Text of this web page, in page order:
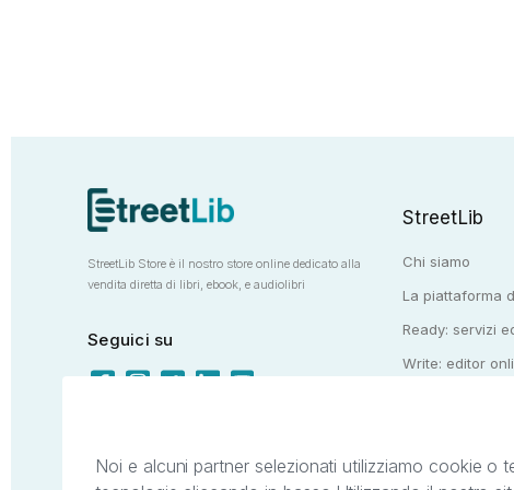
StreetLib Store è il nostro store online dedicato alla
vendita diretta di libri, ebook, e audiolibri
Seguici su
StreetLib
Chi siamo
La piattaforma
Ready: servizi
Write: editor
Noi e alcuni partner selezionati utilizziamo cookie o